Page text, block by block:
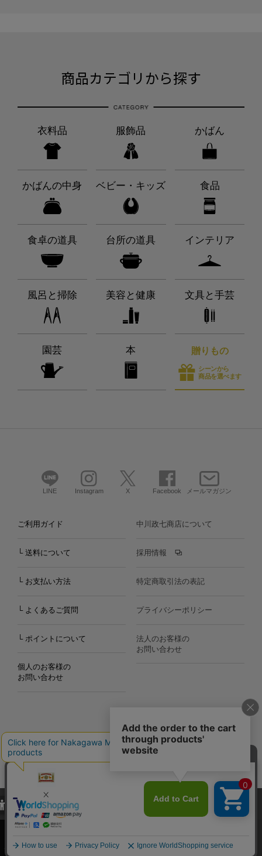
商品カテゴリから探す
衣料品 服飾品 かばん
かばんの中身 ベビー・キッズ 食品
食卓の道具 台所の道具 インテリア
風呂と掃除 美容と健康 文具と手芸
園芸 本 贈りもの
シーンから
商品を選べます
LINE Instagram X Facebook メールマガジン
ご利用ガイド
└ 送料について
└ お支払い方法
└ よくあるご質問
└ ポイントについて
個人のお客様の
お問い合わせ
中川政七商店について
採用情報
特定商取引法の表記
プライバシーポリシー
法人のお客様の
お問い合わせ
Copyright©2000
Nakagawa Masashichi Shoten All Rights Reserved.
当サイトでは、当サイト内における閲覧履歴・属性情報などの取得およ
び利便性向上のためにクッキー（Cookie）を使用いたします。詳細に
関しては「プライバシーポリシー
承諾する